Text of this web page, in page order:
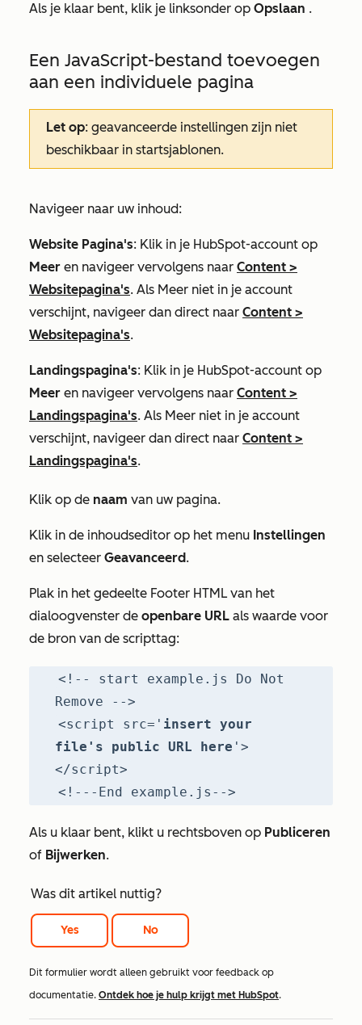
Als je klaar bent, klik je linksonder op Opslaan .
Een JavaScript-bestand toevoegen
aan een individuele pagina
Let op: geavanceerde instellingen zijn niet
beschikbaar in startsjablonen.
Navigeer naar uw inhoud:
Website Pagina's: Klik in je HubSpot-account op
Meer en navigeer vervolgens naar Content >
Websitepagina's. Als Meer niet in je account
verschijnt, navigeer dan direct naar Content >
Websitepagina's.
Landingspagina's: Klik in je HubSpot-account op
Meer en navigeer vervolgens naar Content >
Landingspagina's. Als Meer niet in je account
verschijnt, navigeer dan direct naar Content >
Landingspagina's.
Klik op de naam van uw pagina.
Klik in de inhoudseditor op het menu Instellingen
en selecteer Geavanceerd.
Plak in het gedeelte Footer HTML van het
dialoogvenster de openbare URL als waarde voor
de bron van de scripttag:
<!-- start example.js Do Not
Remove -->
<script src=' insert your
file's public URL here '>
</script>
<!---End example.js-->
Als u klaar bent, klikt u rechtsboven op Publiceren
of Bijwerken.
Was dit artikel nuttig?
Yes No
Dit formulier wordt alleen gebruikt voor feedback op
documentatie. Ontdek hoe je hulp krijgt met HubSpot.